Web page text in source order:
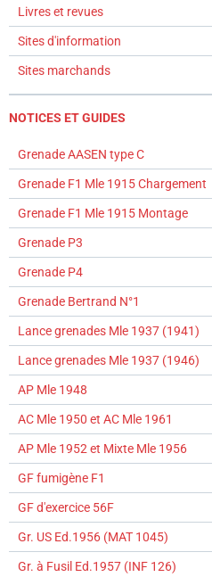
Livres et revues
Sites d'information
Sites marchands
NOTICES ET GUIDES
Grenade AASEN type C
Grenade F1 Mle 1915 Chargement
Grenade F1 Mle 1915 Montage
Grenade P3
Grenade P4
Grenade Bertrand N°1
Lance grenades Mle 1937 (1941)
Lance grenades Mle 1937 (1946)
AP Mle 1948
AC Mle 1950 et AC Mle 1961
AP Mle 1952 et Mixte Mle 1956
GF fumigène F1
GF d'exercice 56F
Gr. US Ed.1956 (MAT 1045)
Gr. à Fusil Ed.1957 (INF 126)